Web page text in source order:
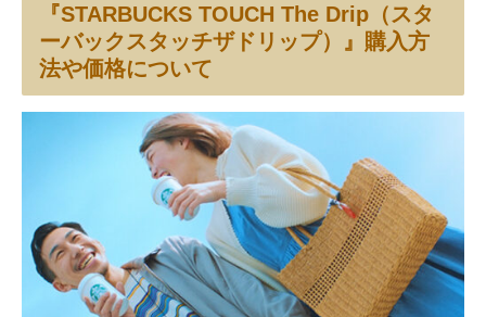
『STARBUCKS TOUCH The Drip（スタ
ーバックスタッチザドリップ）』購入方
法や価格について